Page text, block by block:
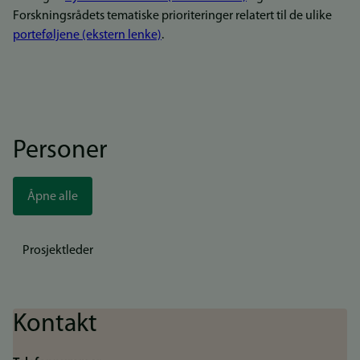
Forskningsrådets tematiske prioriteringer relatert til de ulike
porteføljene (ekstern lenke).
Personer
Åpne alle
Prosjektleder
Kontakt